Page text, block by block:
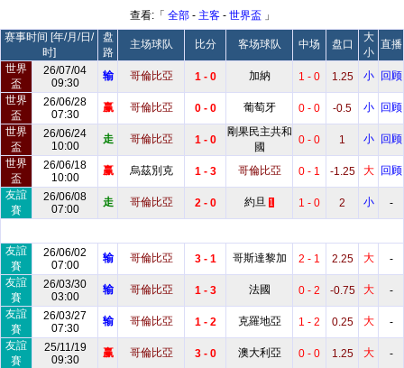
查看:「 全部- 主客- 世界盃 」
赛事时间 [年/月/日/
时]
盘
路
主场球队 比分 客场球队 中场 盘口
大
小
直播
世界
盃
26/07/04
09:30
输 哥倫比亞 1 - 0 加納 1 - 0 1.25 小
回顾
世界
盃
26/06/28
07:30
赢 哥倫比亞 0 - 0 葡萄牙 0 - 0 -0.5 小
回顾
世界
盃
26/06/24
10:00
走 哥倫比亞 1 - 0
剛果民主共和
國
0 - 0 1 小
回顾
世界
盃
26/06/18
10:00
赢 烏茲別克 1 - 3 哥倫比亞 0 - 1 -1.25 大
回顾
友誼
賽
26/06/08
07:00
走 哥倫比亞 2 - 0 約旦 1 1 - 0 2 小 -
友誼
賽
26/06/02
07:00
输 哥倫比亞 3 - 1 哥斯達黎加 2 - 1 2.25 大
-
友誼
賽
26/03/30
03:00
输 哥倫比亞 1 - 3 法國 0 - 2 -0.75 大
-
友誼
賽
26/03/27
07:30
输 哥倫比亞 1 - 2 克羅地亞 1 - 2 0.25 大
-
友誼
賽
25/11/19
09:30
赢 哥倫比亞 3 - 0 澳大利亞 0 - 0 1.25 大
-